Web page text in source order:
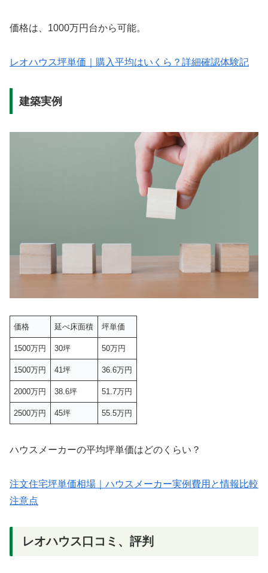
価格は、1000万円台から可能。
レオハウス坪単価｜購入平均はいくら？詳細確認体験記
建築実例
価格 延べ床面積 坪単価
1500万円 30坪 50万円
1500万円 41坪 36.6万円
2000万円 38.6坪 51.7万円
2500万円 45坪 55.5万円
ハウスメーカーの平均坪単価はどのくらい？
注文住宅坪単価相場｜ハウスメーカー実例費用と情報比較
注意点
レオハウス口コミ、評判